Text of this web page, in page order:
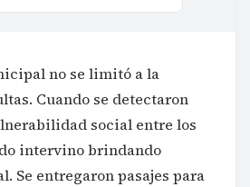
no se limitó a la
Cuando se detectaron
social entre los
intervino brindando
Se entregaron pasajes para